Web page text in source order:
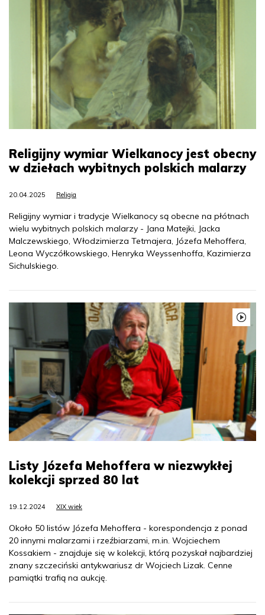
Religijny wymiar Wielkanocy jest obecny
w dziełach wybitnych polskich malarzy
20.04.2025 Religia
Religijny wymiar i tradycje Wielkanocy są obecne na płótnach
wielu wybitnych polskich malarzy - Jana Matejki, Jacka
Malczewskiego, Włodzimierza Tetmajera, Józefa Mehoffera,
Leona Wyczółkowskiego, Henryka Weyssenhoffa, Kazimierza
Sichulskiego.
Listy Józefa Mehoffera w niezwykłej
kolekcji sprzed 80 lat
19.12.2024 XIX wiek
Około 50 listów Józefa Mehoffera - korespondencja z ponad
20 innymi malarzami i rzeźbiarzami, m.in. Wojciechem
Kossakiem - znajduje się w kolekcji, którą pozyskał najbardziej
znany szczeciński antykwariusz dr Wojciech Lizak. Cenne
pamiątki trafią na aukcję.